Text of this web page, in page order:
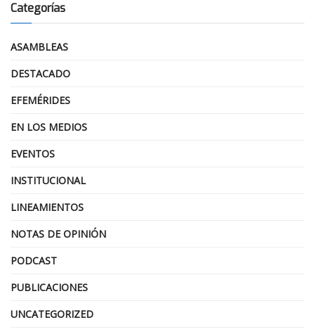
Categorías
ASAMBLEAS
DESTACADO
EFEMÉRIDES
EN LOS MEDIOS
EVENTOS
INSTITUCIONAL
LINEAMIENTOS
NOTAS DE OPINIÓN
PODCAST
PUBLICACIONES
UNCATEGORIZED